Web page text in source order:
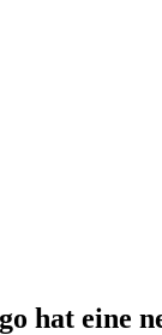
hat eine